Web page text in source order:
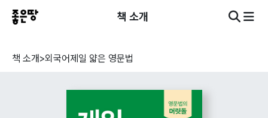
책 소개
책 소개>외국어제일 얇은 영문법